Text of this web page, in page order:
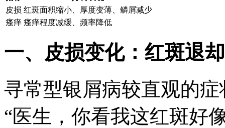
皮损 红斑面积缩小、厚度变薄、鳞屑减少
瘙痒 瘙痒程度减缓、频率降低
一、皮损变化：红斑退
寻常型银屑病较直观的
“医生，你看我这红斑好